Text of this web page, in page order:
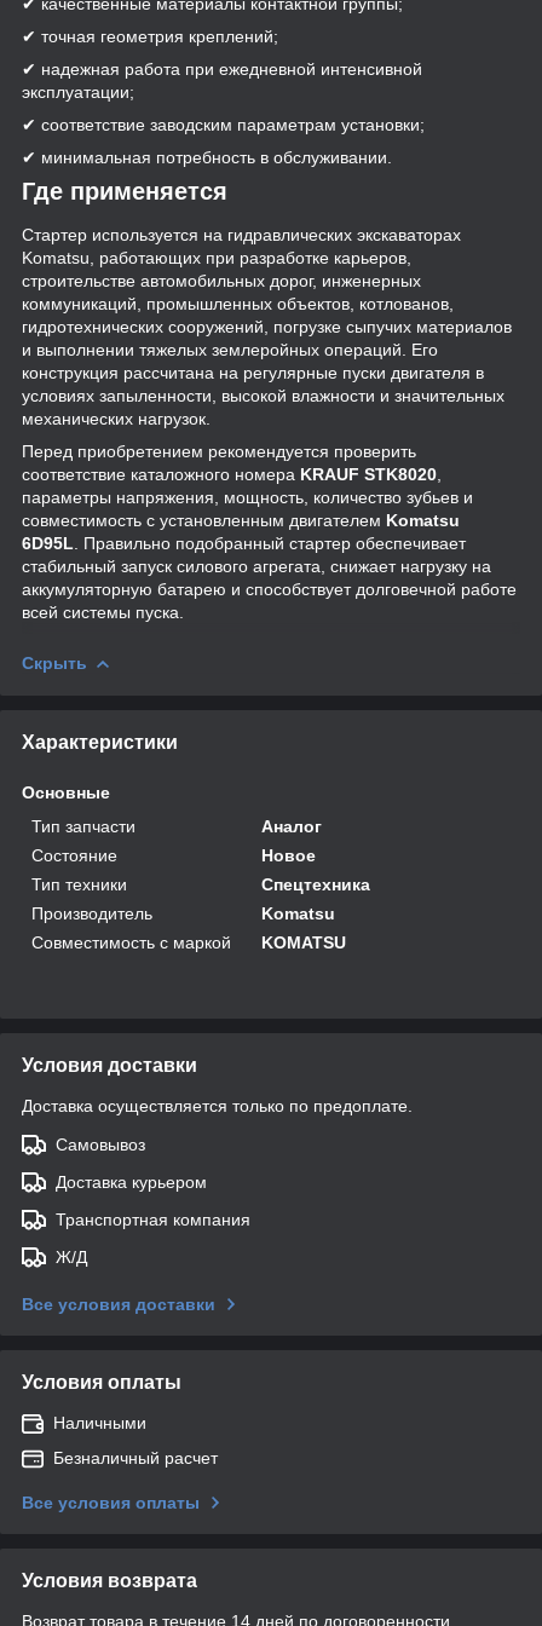
✔ качественные материалы контактной группы;
✔ точная геометрия креплений;
✔ надежная работа при ежедневной интенсивной
эксплуатации;
✔ соответствие заводским параметрам установки;
✔ минимальная потребность в обслуживании.
Где применяется
Стартер используется на гидравлических экскаваторах
Komatsu, работающих при разработке карьеров,
строительстве автомобильных дорог, инженерных
коммуникаций, промышленных объектов, котлованов,
гидротехнических сооружений, погрузке сыпучих материалов
и выполнении тяжелых землеройных операций. Его
конструкция рассчитана на регулярные пуски двигателя в
условиях запыленности, высокой влажности и значительных
механических нагрузок.
Перед приобретением рекомендуется проверить
соответствие каталожного номера KRAUF STK8020
параметры напряжения, мощность, количество зубьев и
совместимость с установленным двигателем Komatsu
6D95L . Правильно подобранный стартер обеспечивает
стабильный запуск силового агрегата, снижает нагрузку на
аккумуляторную батарею и способствует долговечной работе
всей системы пуска.
Скрыть
Характеристики
Основные
Тип запчасти
Аналог
Состояние
Новое
Тип техники
Спецтехника
Производитель
Komatsu
Совместимость с маркой
KOMATSU
Условия доставки
Доставка осуществляется только по предоплате.
Самовывоз
Доставка курьером
Транспортная компания
Ж/Д
Все условия доставки
Условия оплаты
Наличными
Безналичный расчет
Все условия оплаты
Условия возврата
Возврат товара в течение 14 дней по договоренности